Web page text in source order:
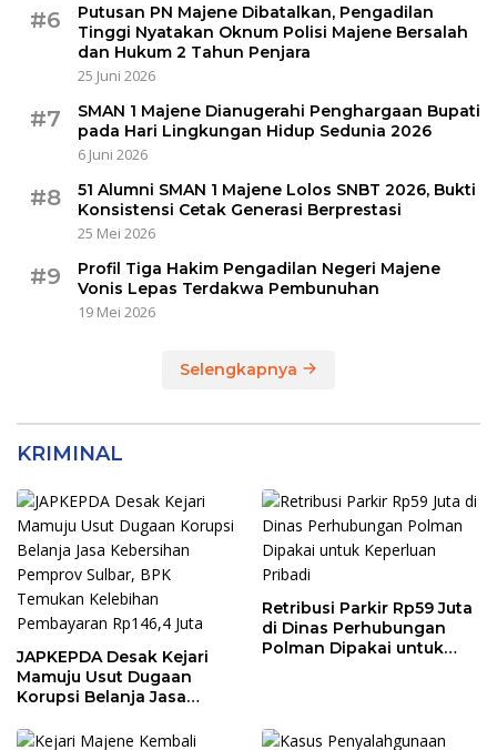
#6
Putusan PN Majene Dibatalkan, Pengadilan
Tinggi Nyatakan Oknum Polisi Majene Bersalah
dan Hukum 2 Tahun Penjara
25 Juni 2026
#7
SMAN 1 Majene Dianugerahi Penghargaan Bupati
pada Hari Lingkungan Hidup Sedunia 2026
6 Juni 2026
#8
51 Alumni SMAN 1 Majene Lolos SNBT 2026, Bukti
Konsistensi Cetak Generasi Berprestasi
25 Mei 2026
#9
Profil Tiga Hakim Pengadilan Negeri Majene
Vonis Lepas Terdakwa Pembunuhan
19 Mei 2026
Selengkapnya
KRIMINAL
JAPKEPDA Desak Kejari
Mamuju Usut Dugaan
Korupsi Belanja Jasa
Sulbar, BPK Temukan
Retribusi Parkir Rp59 Juta
di Dinas Perhubungan
Polman Dipakai untuk